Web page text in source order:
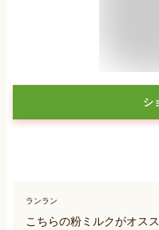
シ
ランラン
こちらの粉ミルクがオス